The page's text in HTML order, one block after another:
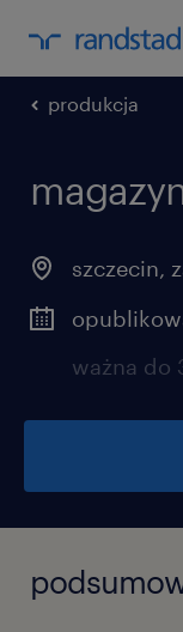
produkcja
szczecin,
ważna do